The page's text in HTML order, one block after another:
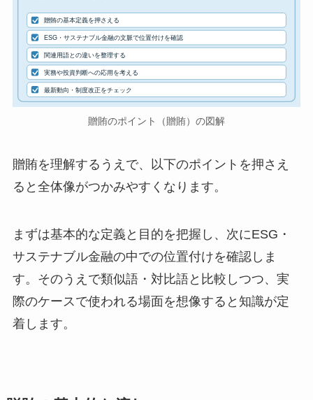
贈賄の基本定義を押さえる
ESG・サステナブル金融の文脈で位置付けを確認
関連用語との違いを整理する
実務や投資判断への応用を考える
最新動向・制度改正をチェック
贈賄のポイント（贈賄）の図解
贈賄を理解するうえで、以下のポイントを押さえ
ると全体像がつかみやすくなります。
まずは基本的な定義と目的を把握し、次にESG・
サステナブル金融の中での位置付けを確認しま
す。そのうえで類似語・対比語と比較しつつ、実
際のケースで使われる場面を想像すると知識が定
着します。